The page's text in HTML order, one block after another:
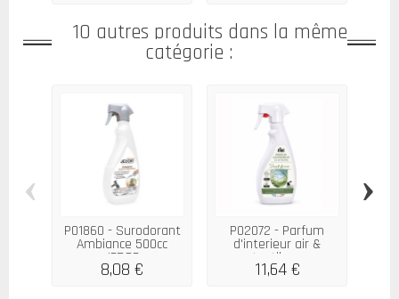
10 autres produits dans la même
catégorie :
P01860 - Surodorant
Ambiance 500cc
JEDOR
8,08 €
P02072 - Parfum
d'interieur air &
textiles...
11,64 €
‹ ›